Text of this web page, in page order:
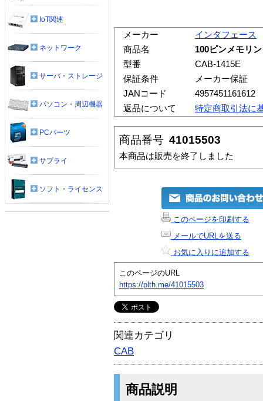
メーカー
インタフェース
商品名
100ピンメモリ
型番
CAB-1415E
保証条件
メーカー保証
JANコード
4957451161612
返品について
特定商取引法に
商品番号 41015503
本商品は販売を終了しました
このページを印刷する
メールでURLを送る
お気に入りに追加する
このページのURL
https://plth.me/41015503
関連カテゴリ
CAB
商品説明
IoT関連
ネットワーク
サーバ・ストレージ
パソコン・周辺機器
PCパーツ
サプライ
ソフト・ライセンス